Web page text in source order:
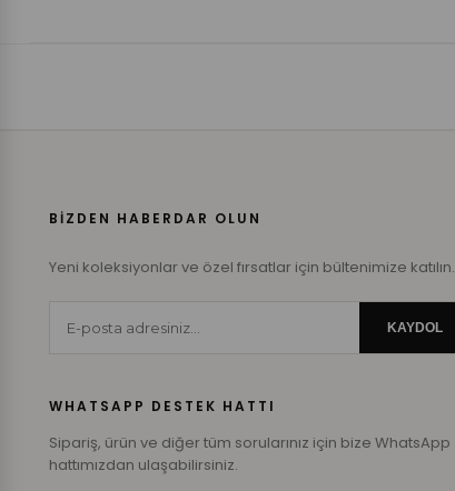
BİZDEN HABERDAR OLUN
Yeni koleksiyonlar ve özel fırsatlar için bültenimize katılın.
KAYDOL
WHATSAPP DESTEK HATTI
Sipariş, ürün ve diğer tüm sorularınız için bize WhatsApp
hattımızdan ulaşabilirsiniz.